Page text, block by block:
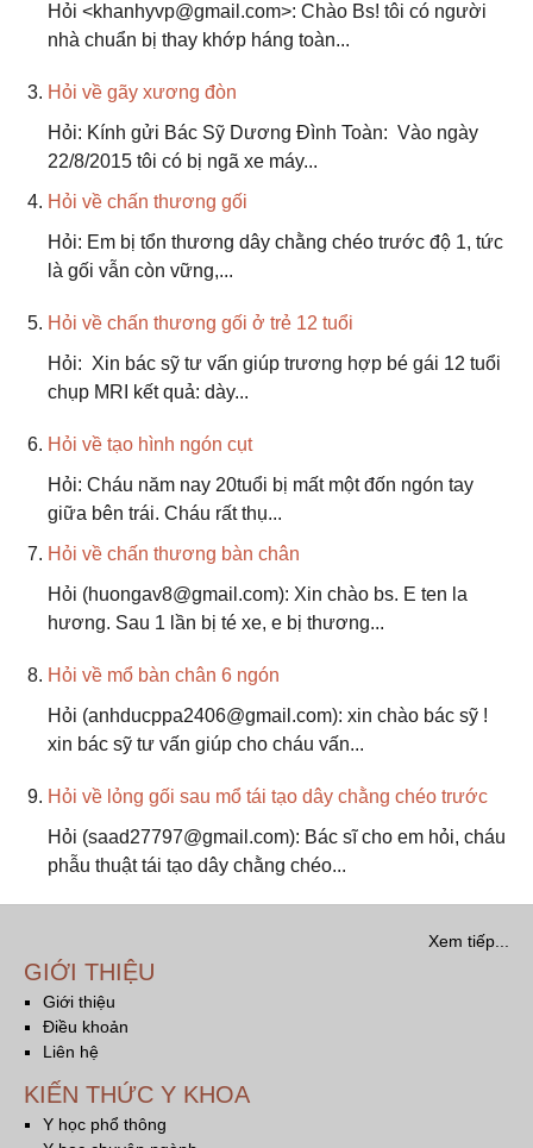
Hỏi <khanhyvp@gmail.com>: Chào Bs! tôi có người
nhà chuẩn bị thay khớp háng toàn...
Hỏi về gãy xương đòn
Hỏi: Kính gửi Bác Sỹ Dương Đình Toàn: Vào ngày
22/8/2015 tôi có bị ngã xe máy...
Hỏi về chấn thương gối
Hỏi: Em bị tổn thương dây chằng chéo trước độ 1, tức
là gối vẫn còn vững,...
Hỏi về chấn thương gối ở trẻ 12 tuổi
Hỏi: Xin bác sỹ tư vấn giúp trương hợp bé gái 12 tuổi
chụp MRI kết quả: dày...
Hỏi về tạo hình ngón cụt
Hỏi: Cháu năm nay 20tuổi bị mất một đốn ngón tay
giữa bên trái. Cháu rất thụ...
Hỏi về chấn thương bàn chân
Hỏi (huongav8@gmail.com): Xin chào bs. E ten la
hương. Sau 1 lần bị té xe, e bị thương...
Hỏi về mổ bàn chân 6 ngón
Hỏi (anhducppa2406@gmail.com): xin chào bác sỹ !
xin bác sỹ tư vấn giúp cho cháu vấn...
Hỏi về lỏng gối sau mổ tái tạo dây chằng chéo trước
Hỏi (saad27797@gmail.com): Bác sĩ cho em hỏi, cháu
phẫu thuật tái tạo dây chằng chéo...
Xem tiếp...
GIỚI THIỆU
Giới thiệu
Điều khoản
Liên hệ
KIẾN THỨC Y KHOA
Y học phổ thông